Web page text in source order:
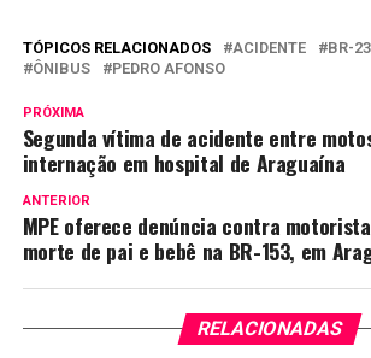
TÓPICOS RELACIONADOS ACIDENTE BR-
ÔNIBUS
PEDRO AFONSO
PRÓXIMA
Segunda vítima de acidente entre
internação em hospital de Araguaína
ANTERIOR
MPE oferece denúncia contra
morte de pai e bebê na BR-153, em
RELACIONADAS